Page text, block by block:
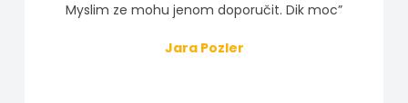
Myslim ze mohu jenom doporučit. Dik moc”
Jara Pozler